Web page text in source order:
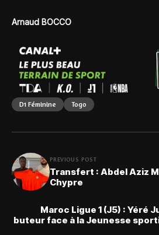
Arnaud BOCCO
D1 Féminine Togo
PREVIOUS POST
Transfert : Abdel Aziz
Chypre
Maroc Ligue 1 (J5) : Yéré
buteur face à la Jeunesse